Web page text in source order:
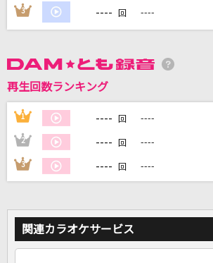
カラオケ最新情報をチェック！
3 ---- 回 ----
再生回数ランキング
1 ---- 回 ----
2 ---- 回 ----
3 ---- 回 ----
関連カラオケサービス